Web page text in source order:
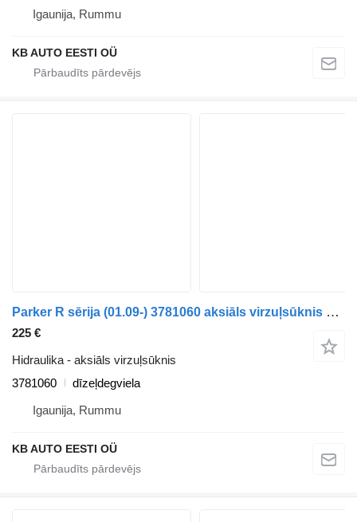
Igaunija, Rummu
KB AUTO EESTI OÜ
Parker R sērija (01.09-) 3781060 aksiāls virzuļsūknis paredzēts Scania P,G,R,T-series (2004-2017) kravas automašīnas
225 €
Hidraulika - aksiāls virzuļsūknis
3781060
dīzeļdegviela
Igaunija, Rummu
KB AUTO EESTI OÜ